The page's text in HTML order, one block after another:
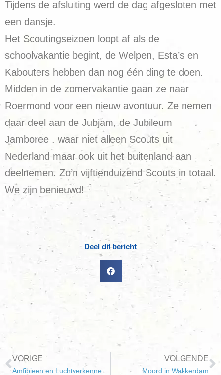
Tijdens de afsluiting werd de dag afgesloten met
een dansje.
Het Scoutingseizoen loopt af als de
schoolvakantie begint, de Welpen, Esta’s en
Kabouters hebben dan nog één ding te doen.
Midden in de zomervakantie gaan ze naar
Roermond voor een nieuw avontuur. Ze nemen
daar deel aan de Jubjam, de Jubileum
Jamboree . waar niet alleen Scouts uit
Nederland maar ook uit het buitenland aan
deelnemen. Zo’n vijftienduizend Scouts in totaal.
We zijn benieuwd!
Deel dit bericht
VORIGE
Amfibieen en Luchtverkenners maken kennis met Ghana
VOLGENDE
Moord in Wakkerdam